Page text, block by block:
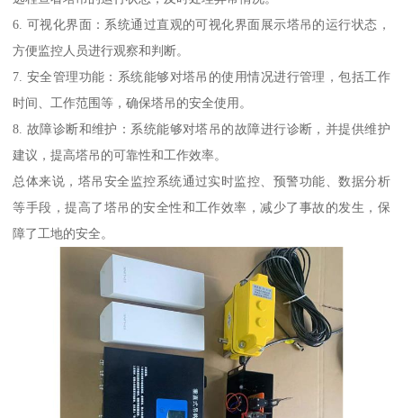
6. 可视化界面：系统通过直观的可视化界面展示塔吊的运行状态，
方便监控人员进行观察和判断。
7. 安全管理功能：系统能够对塔吊的使用情况进行管理，包括工作
时间、工作范围等，确保塔吊的安全使用。
8. 故障诊断和维护：系统能够对塔吊的故障进行诊断，并提供维护
建议，提高塔吊的可靠性和工作效率。
总体来说，塔吊安全监控系统通过实时监控、预警功能、数据分析
等手段，提高了塔吊的安全性和工作效率，减少了事故的发生，保
障了工地的安全。